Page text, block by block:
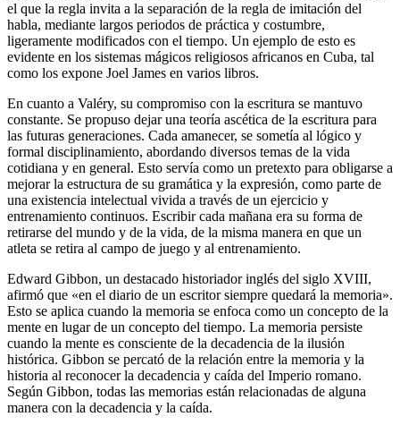
el que la regla invita a la separación de la regla de imitación del
habla, mediante largos periodos de práctica y costumbre,
ligeramente modificados con el tiempo. Un ejemplo de esto es
evidente en los sistemas mágicos religiosos africanos en Cuba, tal
como los expone Joel James en varios libros.
En cuanto a Valéry, su compromiso con la escritura se mantuvo
constante. Se propuso dejar una teoría ascética de la escritura para
las futuras generaciones. Cada amanecer, se sometía al lógico y
formal disciplinamiento, abordando diversos temas de la vida
cotidiana y en general. Esto servía como un pretexto para obligarse a
mejorar la estructura de su gramática y la expresión, como parte de
una existencia intelectual vivida a través de un ejercicio y
entrenamiento continuos. Escribir cada mañana era su forma de
retirarse del mundo y de la vida, de la misma manera en que un
atleta se retira al campo de juego y al entrenamiento.
Edward Gibbon, un destacado historiador inglés del siglo XVIII,
afirmó que «en el diario de un escritor siempre quedará la memoria».
Esto se aplica cuando la memoria se enfoca como un concepto de la
mente en lugar de un concepto del tiempo. La memoria persiste
cuando la mente es consciente de la decadencia de la ilusión
histórica. Gibbon se percató de la relación entre la memoria y la
historia al reconocer la decadencia y caída del Imperio romano.
Según Gibbon, todas las memorias están relacionadas de alguna
manera con la decadencia y la caída.